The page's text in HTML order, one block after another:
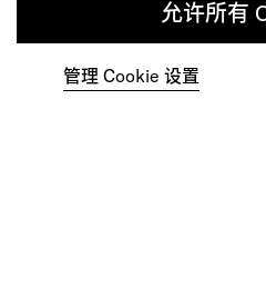
允许所有
管理 Cookie 设置